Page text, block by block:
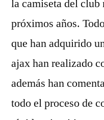
la camiseta del club
próximos años.
que han adquirido
ajax han realizado
además han
todo el proceso de